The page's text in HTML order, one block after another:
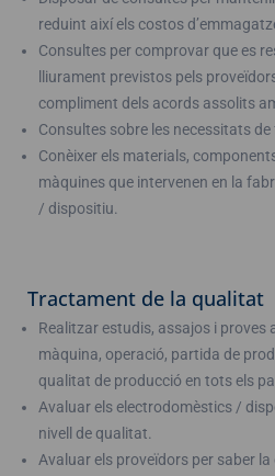
reduint així els costos
Consultes per comprovar que es
lliurament previstos pels
compliment dels acords assolits
Consultes sobre les necessitats
Conèixer els materials,
màquines que intervenen en la
/ dispositiu.
Tractament de la qualitat
Realitzar estudis, assajos i proves
màquina, operació, partida de
qualitat de producció en tots els
Avaluar els electrodomèstics /
nivell de qualitat.
Avaluar els proveïdors per saber